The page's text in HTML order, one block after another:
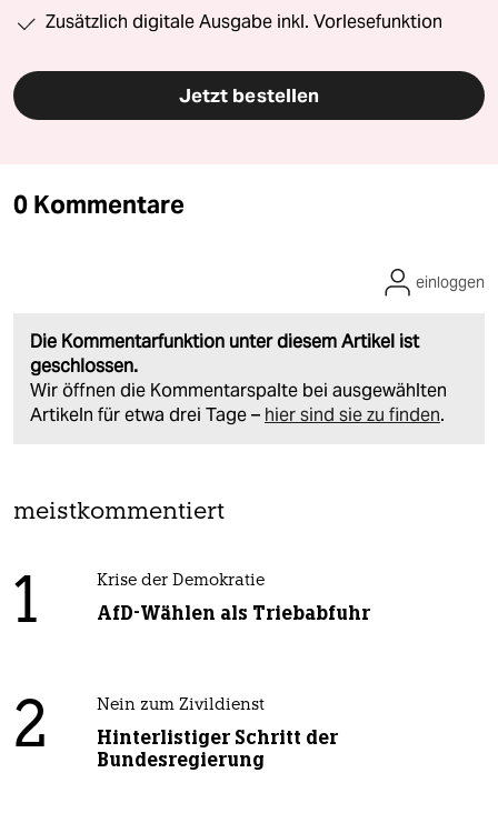
Zusätzlich digitale Ausgabe inkl. Vorlesefunktion
Jetzt bestellen
0 Kommentare
Die Kommentarfunktion unter diesem Artikel ist
geschlossen.
Wir öffnen die Kommentarspalte bei ausgewählten
Artikeln für etwa drei Tage – hier sind sie zu finden.
einloggen
meistkommentiert
1 Krise der Demokratie
AfD-Wählen als Triebabfuhr
2 Nein zum Zivildienst
Hinterlistiger Schritt der
Bundesregierung